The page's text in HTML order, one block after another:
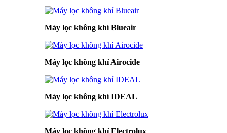
Máy lọc không khí Blueair
Máy lọc không khí Airocide
Máy lọc không khí IDEAL
Máy lọc không khí Electrolux